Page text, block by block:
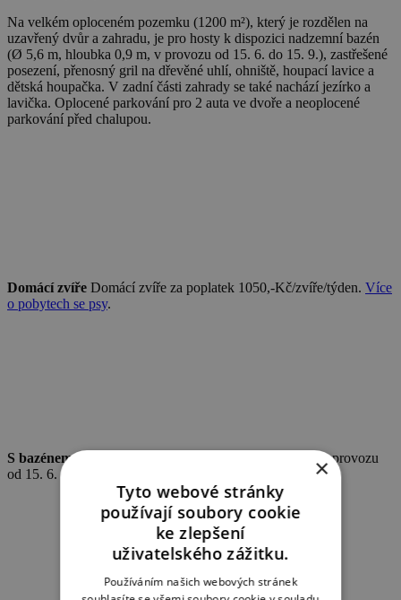
Na velkém oploceném pozemku (1200 m²), který je rozdělen na
uzavřený dvůr a zahradu, je pro hosty k dispozici nadzemní bazén
(Ø 5,6 m, hloubka 0,9 m, v provozu od 15. 6. do 15. 9.), zastřešené
posezení, přenosný gril na dřevěné uhlí, ohniště, houpací lavice a
dětská houpačka. V zadní části zahrady se také nachází jezírko a
lavička. Oplocené parkování pro 2 auta ve dvoře a neoplocené
parkování před chalupou.
Domácí zvíře Domácí zvíře za poplatek 1050,-Kč/zvíře/týden. Více
o pobytech se psy.
S bazénem Nadzemní bazén (Ø 5,6 m, hloubka 0,9 m, v provozu
od 15. 6. do 15. 9.).
×
Tyto webové stránky
používají soubory cookie
ke zlepšení
uživatelského zážitku.
Používáním našich webových stránek